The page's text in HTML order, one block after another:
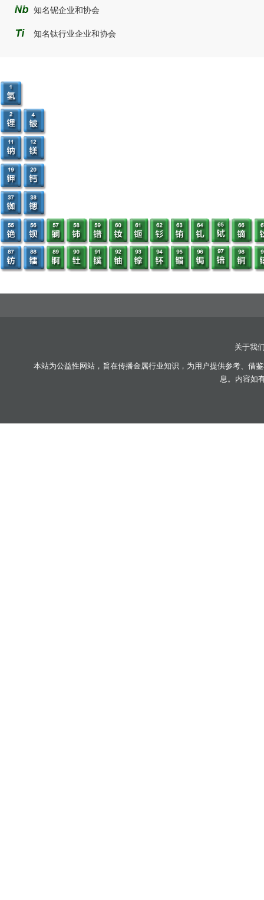
知名铌企业和协会
知名钛行业企业和协会
关于我
本站为公益性网站，旨在传播金属行业知识，为用户提供参考、借
息。内容如